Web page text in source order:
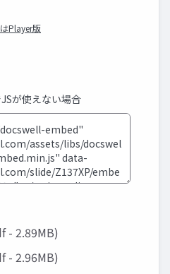
Player版
が使えない場合
- 2.89MB)
- 2.96MB)